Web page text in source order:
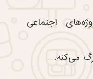
اجتماعی
می‌کنه.